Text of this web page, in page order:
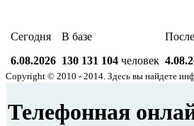
Сегодня
6.08.2026
В базе
130 131 104 человек
Copyright © 2010 - 2014. Здесь вы найдете
Телефонная